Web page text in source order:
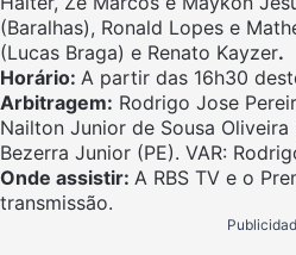
(Baralhas), Ronald Lopes e
(Lucas Braga) e Renato Kayzer.
Horário: A partir das 16h30
Arbitragem: Rodrigo Jose
Nailton Junior de Sousa
Bezerra Junior (PE). VAR:
Onde assistir: A RBS TV e o
transmissão.